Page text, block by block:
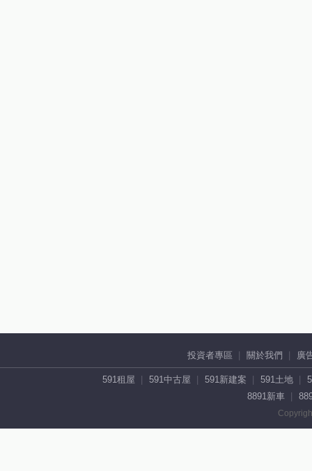
投資者專區 關於我們 廣
591租屋 591中古屋 591新建案 591土地
8891新車